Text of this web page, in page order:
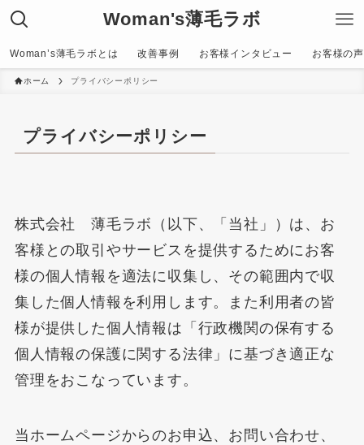
Woman's薄毛ラボ
Woman’s薄毛ラボとは 改善事例 お客様インタビュー お客様の
ホーム プライバシーポリシー
プライバシーポリシー
株式会社 薄毛ラボ（以下、「当社」）は、お
客様との取引やサービスを提供するためにお客
様の個人情報を適法に収集し、その範囲内で収
集した個人情報を利用します。また利用者の皆
様が提供した個人情報は「行政機関の保有する
個人情報の保護に関する法律」に基づき適正な
管理をおこなっています。
当ホームページからのお申込、お問い合わせ、